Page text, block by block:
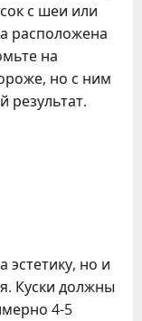
с шеи или
расположена
на
но с ним
результат.
эстетику, но и
Куски должны
4-5